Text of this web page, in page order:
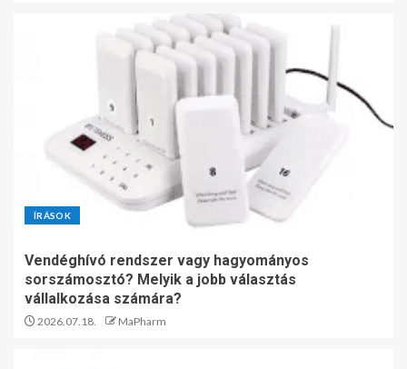
ÍRÁSOK
Vendéghívó rendszer vagy hagyományos
sorszámosztó? Melyik a jobb választás
vállalkozása számára?
2026.07.18. MaPharm